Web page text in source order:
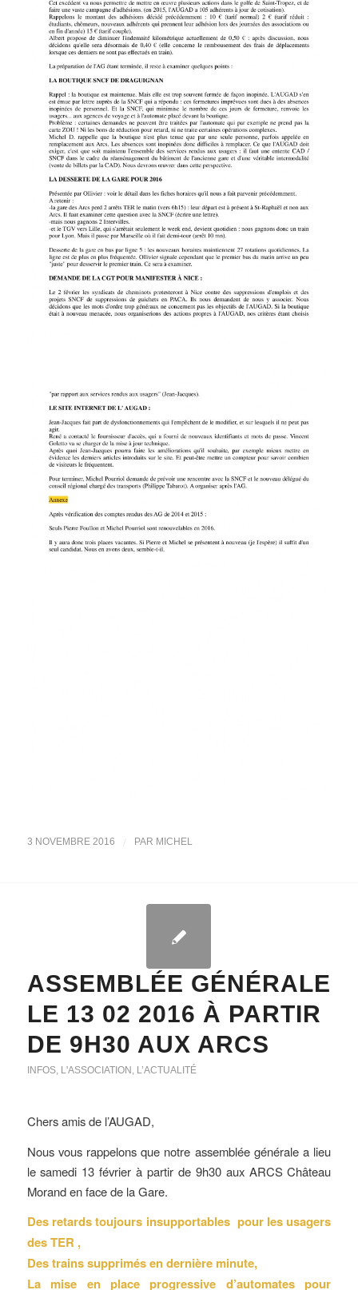
3 NOVEMBRE 2016 / PAR MICHEL
ASSEMBLÉE GÉNÉRALE
LE 13 02 2016 À PARTIR
DE 9H30 AUX ARCS
INFOS, L'ASSOCIATION , L’ACTUALITÉ
Chers amis de l’AUGAD,
Nous vous rappelons que notre assemblée générale a lieu
le samedi 13 février à partir de 9h30 aux ARCS Château
Morand en face de la Gare.
Des retards toujours insupportables pour les usagers
des TER ,
Des trains supprimés en dernière minute,
La mise en place progressive d’automates pour